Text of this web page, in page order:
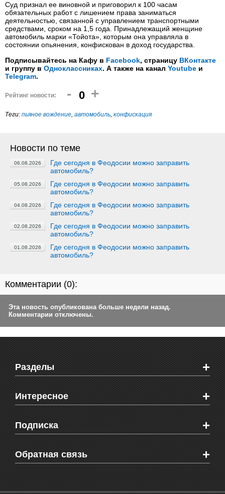
Суд признал ее виновной и приговорил к 100 часам
обязательных работ с лишением права заниматься
деятельностью, связанной с управлением транспортными
средствами, сроком на 1,5 года. Принадлежащий женщине
автомобиль марки «Тойота», которым она управляла в
состоянии опьянения, конфискован в доход государства.
Подписывайтесь на Кафу в Facebook, страницу ВКонтакте
и группу в Одноклассниках. А также на канал Youtube и
Telegram.
Рейтинг новости: - 0 +
Теги: пьяное вождение, автомобиль, конфискация
Новости по теме
06.08.2026
Где сегодня в Феодосии можно заправить
автомобиль?
05.08.2026
Где сегодня в Феодосии можно заправить
автомобиль?
04.08.2026
Где сегодня в Феодосии можно заправить
автомобиль?
02.08.2026
Где сегодня в Феодосии можно заправить
автомобиль?
01.08.2026
Где сегодня в Феодосии можно заправить
автомобиль?
Комментарии (0):
Эта новость опубликована больше недели назад.
Комментарии отключены.
Разделы +
Новости Феодосии
Новости Крыма
Мировые новости
Объявления
Здоровье
СМС мнения читателей
Интересное +
Видео о Феодосии
Веб-камеры Феодосии
Блоги феодосийцев
Школы Феодосии
Подписка +
Печатная версия газеты "Кафа"
RSS
Обратная связь +
Рекламодателям
Контактная информация